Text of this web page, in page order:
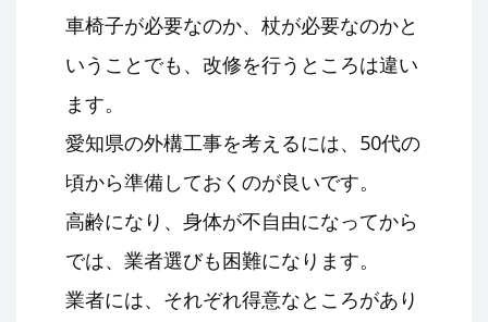
車椅子が必要なのか、杖が必要なのかと
いうことでも、改修を行うところは違い
ます。
愛知県の外構工事を考えるには、50代の
頃から準備しておくのが良いです。
高齢になり、身体が不自由になってから
では、業者選びも困難になります。
業者には、それぞれ得意なところがあり